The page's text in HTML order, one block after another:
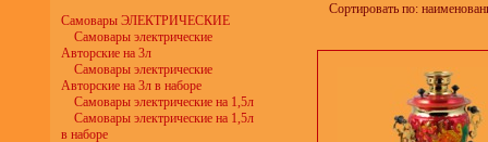
Самовары ЭЛЕКТРИЧЕСКИЕ
Самовары электрические
Авторские на 3л
Самовары электрические
Авторские на 3л в наборе
Самовары электрические на 1,5л
Самовары электрические на 1,5л
в наборе
Сортировать по: